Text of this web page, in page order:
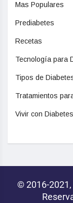
Mas Populares
Prediabetes
Recetas
Tecnología para
Tipos de
Tratamientos
Vivir con Diabetes
© 2016-2021,